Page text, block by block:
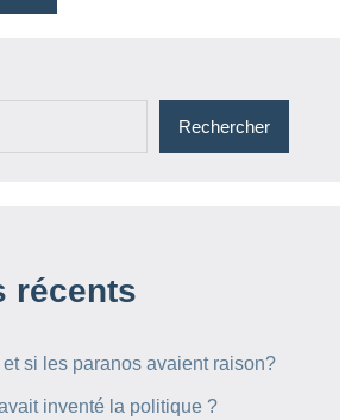
Rechercher
récents
si les paranos avaient raison?
inventé la politique ?